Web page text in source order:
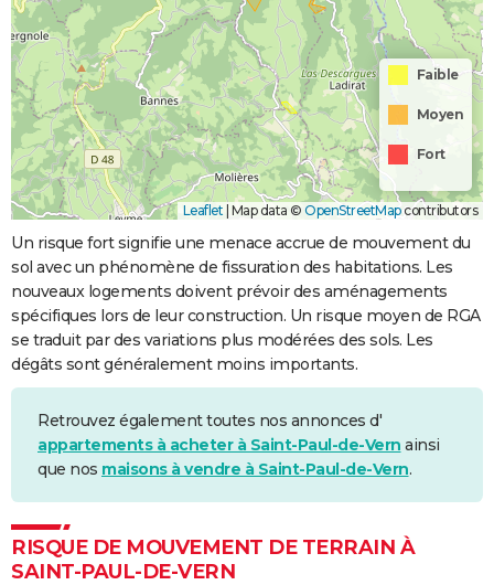
Faible
Moyen
Fort
Leaflet | Map data © OpenStreetMapcontributors
Un risque fort signifie une menace accrue de mouvement du
sol avec un phénomène de fissuration des habitations. Les
nouveaux logements doivent prévoir des aménagements
spécifiques lors de leur construction. Un risque moyen de RGA
se traduit par des variations plus modérées des sols. Les
dégâts sont généralement moins importants.
Retrouvez également toutes nos annonces d'
appartements à acheter à Saint-Paul-de-Vern ainsi
que nos maisons à vendre à Saint-Paul-de-Vern.
RISQUE DE MOUVEMENT DE TERRAIN À
SAINT-PAUL-DE-VERN